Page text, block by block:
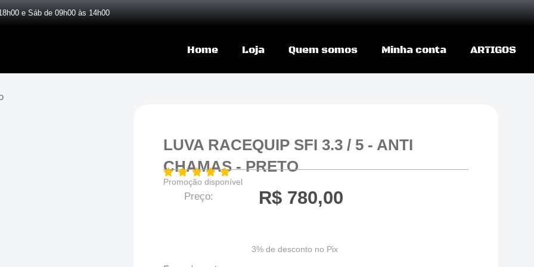
e Sáb de 09h00 às 14h00
Home Loja Quem somos Minha conta ARTIGOS
LUVA RACEQUIP SFI 3.3 / 5 - ANTI
CHAMAS - PRETO
Promoção disponível
Preço: R$ 780,00
3% de desconto no Pix